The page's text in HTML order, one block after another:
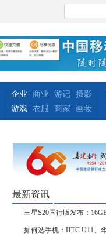
企业 商业 游记 摄影
游戏 衣服 商家 画妆
最新资讯
三星S20国行版发布：
如何选手机：HTC U11、